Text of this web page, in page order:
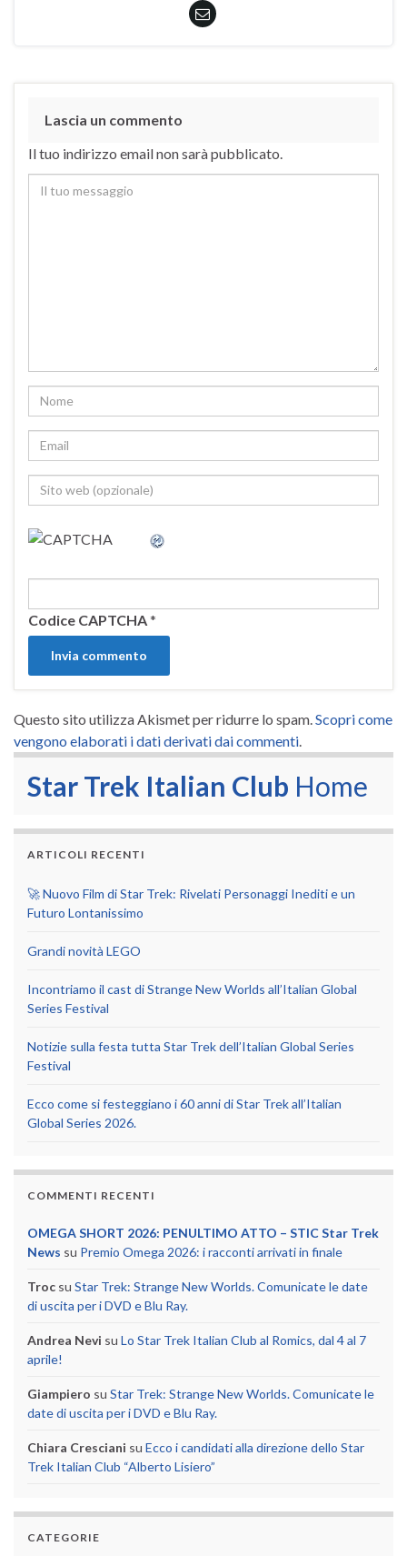
Lascia un commento
Il tuo indirizzo email non sarà pubblicato.
Codice CAPTCHA*
Questo sito utilizza Akismet per ridurre lo spam. Scopri come
vengono elaborati i dati derivati dai commenti
Star Trek Italian Club Home
ARTICOLI RECENTI
🚀 Nuovo Film di Star Trek: Rivelati Personaggi Inediti e un
Futuro Lontanissimo
Grandi novità LEGO
Incontriamo il cast di Strange New Worlds all’Italian Global
Series Festival
Notizie sulla festa tutta Star Trek dell’Italian Global Series
Festival
Ecco come si festeggiano i 60 anni di Star Trek all’Italian
Global Series 2026.
COMMENTI RECENTI
OMEGA SHORT 2026: PENULTIMO ATTO – STIC Star Trek
News su Premio Omega 2026: i racconti arrivati in finale
Troc su Star Trek: Strange New Worlds. Comunicate le date
di uscita per i DVD e Blu Ray.
Andrea Nevi su Lo Star Trek Italian Club al Romics, dal 4 al 7
aprile!
Giampiero su Star Trek: Strange New Worlds. Comunicate le
date di uscita per i DVD e Blu Ray.
Chiara Cresciani su Ecco i candidati alla direzione dello Star
Trek Italian Club “Alberto Lisiero”
CATEGORIE